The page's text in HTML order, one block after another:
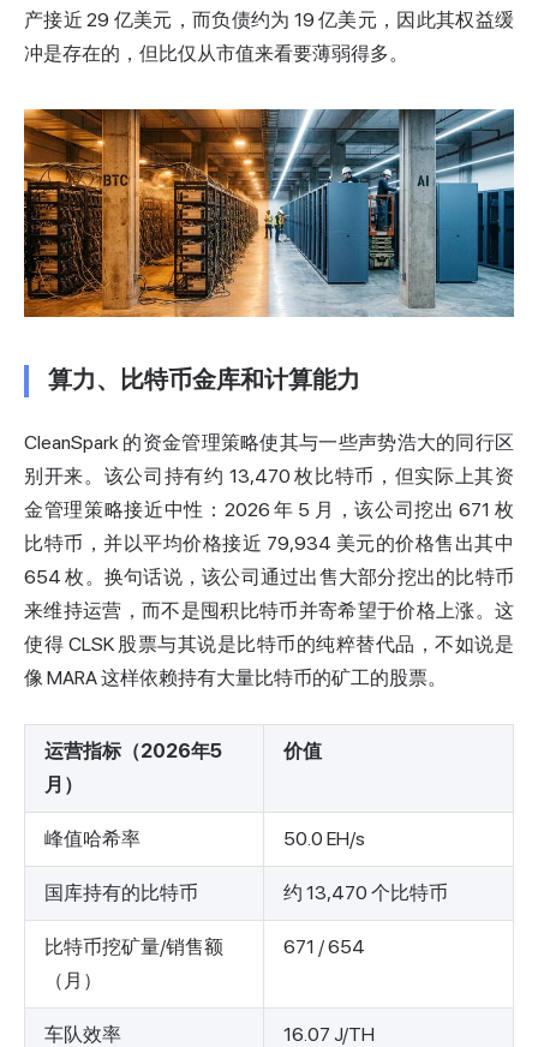
产接近 29 亿美元，而负债约为 19 亿美元，因此其权益缓
冲是存在的，但比仅从市值来看要薄弱得多。
算力、比特币金库和计算能力
CleanSpark 的资金管理策略使其与一些声势浩大的同行区
别开来。该公司持有约 13,470 枚比特币，但实际上其资
金管理策略接近中性：2026 年 5 月，该公司挖出 671 枚
比特币，并以平均价格接近 79,934 美元的价格售出其中
654 枚。换句话说，该公司通过出售大部分挖出的比特币
来维持运营，而不是囤积比特币并寄希望于价格上涨。这
使得 CLSK 股票与其说是比特币的纯粹替代品，不如说是
像 MARA这样依赖持有大量比特币的矿工的股票。
运营指标（2026年5
月）
价值
峰值哈希率 50.0 EH/s
国库持有的比特币 约 13,470 个比特币
比特币挖矿量/销售额
（月）
671 / 654
车队效率 16.07 J/TH